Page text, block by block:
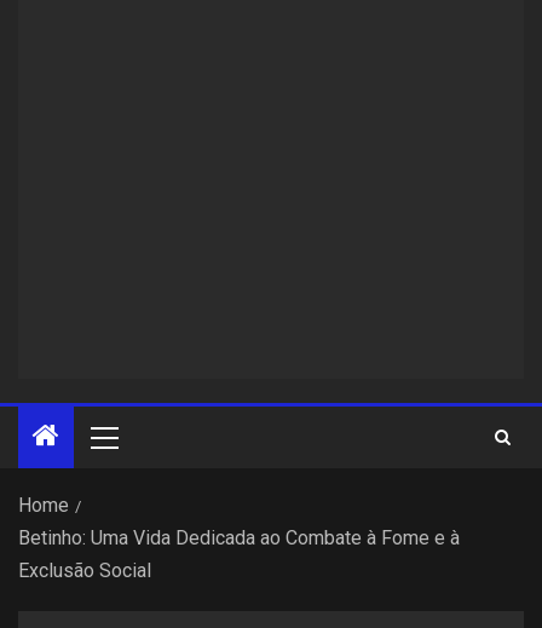
Home
Betinho: Uma Vida Dedicada ao Combate à Fome e à
Exclusão Social